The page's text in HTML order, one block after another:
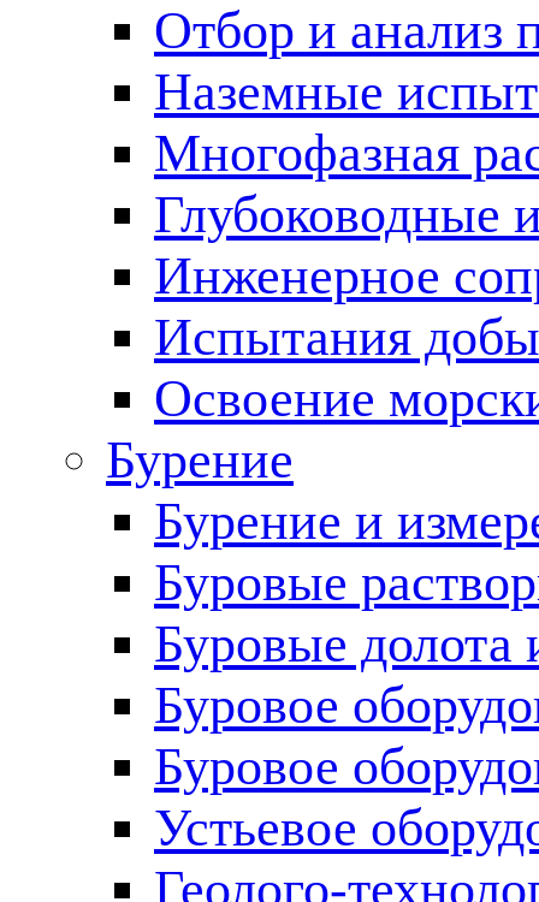
Отбор и анализ
Наземные
Многофазная
Глубоководные
Инженерное
Испытания
Освоение
Бурение
Бурение и
Буровые
Буровые долота
Буровое
Буровое
Устьевое
Геолого-